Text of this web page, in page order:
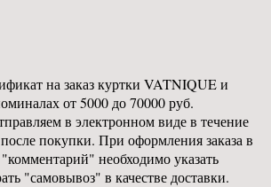
на заказ куртки VATNIQUE и
от 5000 до 70000 руб.
в электронном виде в течение
покупки. При оформления заказа в
"комментарий" необходимо указать
"самовывоз" в качестве доставки.